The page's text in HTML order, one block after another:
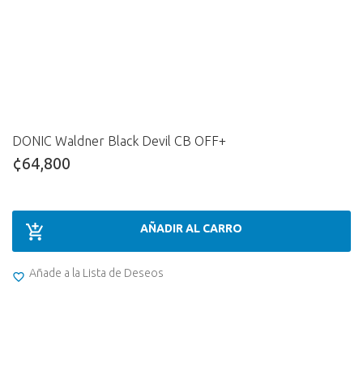
DONIC Waldner Black Devil CB OFF+
¢64,800
AÑADIR AL CARRO
Añade a la Lista de Deseos